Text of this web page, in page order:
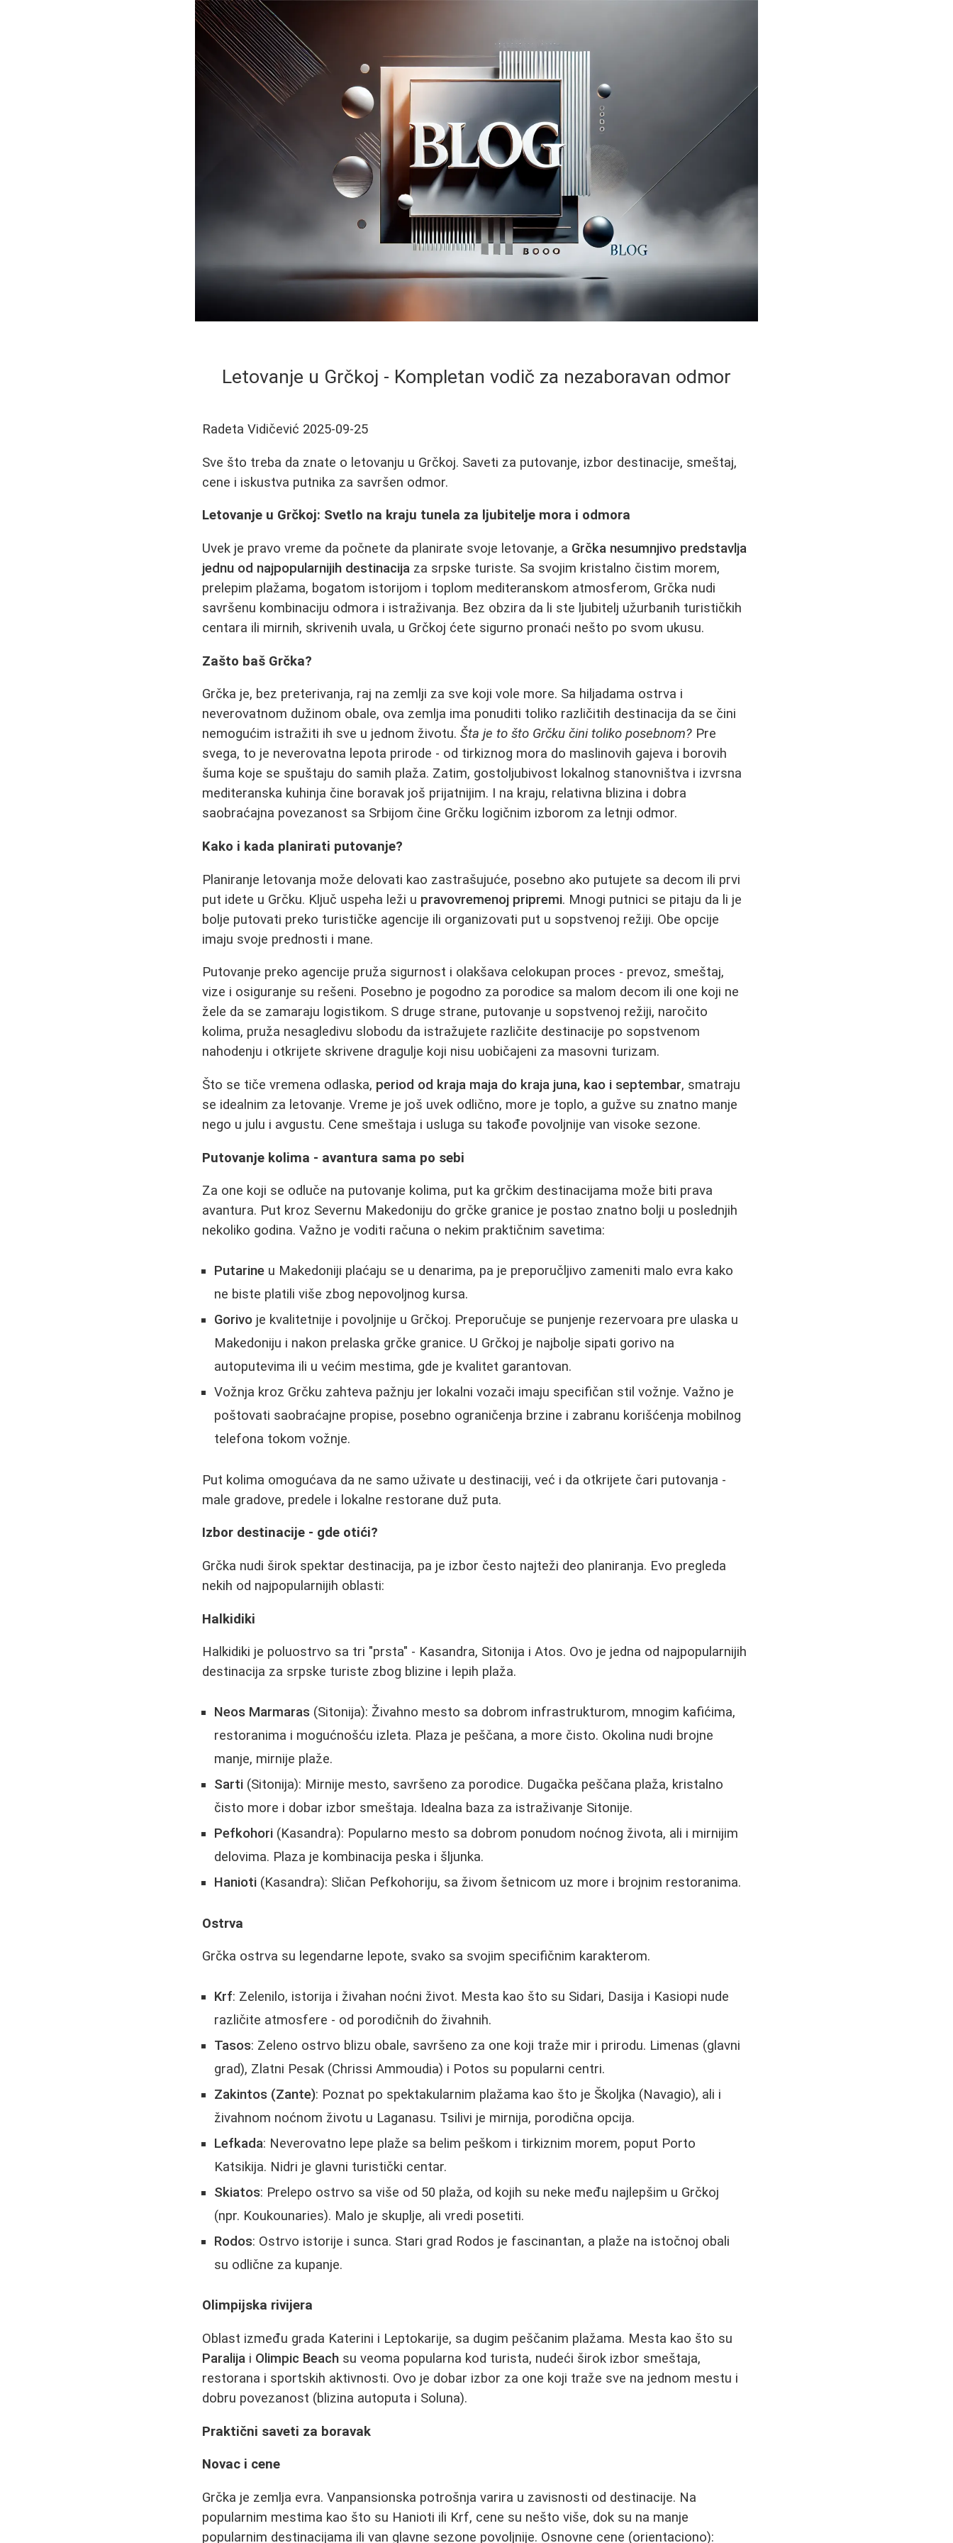
Letovanje u Grčkoj - Kompletan vodič za nezaboravan odmor
Radeta Vidičević 2025-09-25
Sve što treba da znate o letovanju u Grčkoj. Saveti za putovanje, izbor destinacije, smeštaj,
cene i iskustva putnika za savršen odmor.
Letovanje u Grčkoj: Svetlo na kraju tunela za ljubitelje mora i odmora
Uvek je pravo vreme da počnete da planirate svoje letovanje, a Grčka nesumnjivo predstavlja
jednu od najpopularnijih destinacija za srpske turiste. Sa svojim kristalno čistim morem,
prelepim plažama, bogatom istorijom i toplom mediteranskom atmosferom, Grčka nudi
savršenu kombinaciju odmora i istraživanja. Bez obzira da li ste ljubitelj užurbanih turističkih
centara ili mirnih, skrivenih uvala, u Grčkoj ćete sigurno pronaći nešto po svom ukusu.
Zašto baš Grčka?
Grčka je, bez preterivanja, raj na zemlji za sve koji vole more. Sa hiljadama ostrva i
neverovatnom dužinom obale, ova zemlja ima ponuditi toliko različitih destinacija da se čini
nemogućim istražiti ih sve u jednom životu.Šta je to što Grčku čini toliko posebnom? Pre
svega, to je neverovatna lepota prirode - od tirkiznog mora do maslinovih gajeva i borovih
šuma koje se spuštaju do samih plaža. Zatim, gostoljubivost lokalnog stanovništva i izvrsna
mediteranska kuhinja čine boravak još prijatnijim. I na kraju, relativna blizina i dobra
saobraćajna povezanost sa Srbijom čine Grčku logičnim izborom za letnji odmor.
Kako i kada planirati putovanje?
Planiranje letovanja može delovati kao zastrašujuće, posebno ako putujete sa decom ili prvi
put idete u Grčku. Ključ uspeha leži u pravovremenoj pripremi. Mnogi putnici se pitaju da li je
bolje putovati preko turističke agencije ili organizovati put u sopstvenoj režiji. Obe opcije
imaju svoje prednosti i mane.
Putovanje preko agencije pruža sigurnost i olakšava celokupan proces - prevoz, smeštaj,
vize i osiguranje su rešeni. Posebno je pogodno za porodice sa malom decom ili one koji ne
žele da se zamaraju logistikom. S druge strane, putovanje u sopstvenoj režiji, naročito
kolima, pruža nesagledivu slobodu da istražujete različite destinacije po sopstvenom
nahodenju i otkrijete skrivene dragulje koji nisu uobičajeni za masovni turizam.
Što se tiče vremena odlaska, period od kraja maja do kraja juna, kao i septembar, smatraju
se idealnim za letovanje. Vreme je još uvek odlično, more je toplo, a gužve su znatno manje
nego u julu i avgustu. Cene smeštaja i usluga su takođe povoljnije van visoke sezone.
Putovanje kolima - avantura sama po sebi
Za one koji se odluče na putovanje kolima, put ka grčkim destinacijama može biti prava
avantura. Put kroz Severnu Makedoniju do grčke granice je postao znatno bolji u poslednjih
nekoliko godina. Važno je voditi računa o nekim praktičnim savetima:
Putarine u Makedoniji plaćaju se u denarima, pa je preporučljivo zameniti malo evra kako
ne biste platili više zbog nepovoljnog kursa.
Gorivo je kvalitetnije i povoljnije u Grčkoj. Preporučuje se punjenje rezervoara pre ulaska u
Makedoniju i nakon prelaska grčke granice. U Grčkoj je najbolje sipati gorivo na
autoputevima ili u većim mestima, gde je kvalitet garantovan.
Vožnja kroz Grčku zahteva pažnju jer lokalni vozači imaju specifičan stil vožnje. Važno je
poštovati saobraćajne propise, posebno ograničenja brzine i zabranu korišćenja mobilnog
telefona tokom vožnje.
Put kolima omogućava da ne samo uživate u destinaciji, već i da otkrijete čari putovanja -
male gradove, predele i lokalne restorane duž puta.
Izbor destinacije - gde otići?
Grčka nudi širok spektar destinacija, pa je izbor često najteži deo planiranja. Evo pregleda
nekih od najpopularnijih oblasti:
Halkidiki
Halkidiki je poluostrvo sa tri "prsta" - Kasandra, Sitonija i Atos. Ovo je jedna od najpopularnijih
destinacija za srpske turiste zbog blizine i lepih plaža.
Neos Marmaras (Sitonija): Živahno mesto sa dobrom infrastrukturom, mnogim kafićima,
restoranima i mogućnošću izleta. Plaza je peščana, a more čisto. Okolina nudi brojne
manje, mirnije plaže.
Sarti (Sitonija): Mirnije mesto, savršeno za porodice. Dugačka peščana plaža, kristalno
čisto more i dobar izbor smeštaja. Idealna baza za istraživanje Sitonije.
Pefkohori (Kasandra): Popularno mesto sa dobrom ponudom noćnog života, ali i mirnijim
delovima. Plaza je kombinacija peska i šljunka.
Hanioti (Kasandra): Sličan Pefkohoriju, sa živom šetnicom uz more i brojnim restoranima.
Ostrva
Grčka ostrva su legendarne lepote, svako sa svojim specifičnim karakterom.
Krf: Zelenilo, istorija i živahan noćni život. Mesta kao što su Sidari, Dasija i Kasiopi nude
različite atmosfere - od porodičnih do živahnih.
Tasos: Zeleno ostrvo blizu obale, savršeno za one koji traže mir i prirodu. Limenas (glavni
grad), Zlatni Pesak (Chrissi Ammoudia) i Potos su popularni centri.
Zakintos (Zante): Poznat po spektakularnim plažama kao što je Školjka (Navagio), ali i
živahnom noćnom životu u Laganasu. Tsilivi je mirnija, porodična opcija.
Lefkada: Neverovatno lepe plaže sa belim peškom i tirkiznim morem, poput Porto
Katsikija. Nidri je glavni turistički centar.
Skiatos: Prelepo ostrvo sa više od 50 plaža, od kojih su neke među najlepšim u Grčkoj
(npr. Koukounaries). Malo je skuplje, ali vredi posetiti.
Rodos: Ostrvo istorije i sunca. Stari grad Rodos je fascinantan, a plaže na istočnoj obali
su odlične za kupanje.
Olimpijska rivijera
Oblast između grada Katerini i Leptokarije, sa dugim peščanim plažama. Mesta kao što su
Paralija i Olimpic Beach su veoma popularna kod turista, nudeći širok izbor smeštaja,
restorana i sportskih aktivnosti. Ovo je dobar izbor za one koji traže sve na jednom mestu i
dobru povezanost (blizina autoputa i Soluna).
Praktični saveti za boravak
Novac i cene
Grčka je zemlja evra. Vanpansionska potrošnja varira u zavisnosti od destinacije. Na
popularnim mestima kao što su Hanioti ili Krf, cene su nešto više, dok su na manje
popularnim destinacijama ili van glavne sezone povoljnije. Osnovne cene (orientaciono):